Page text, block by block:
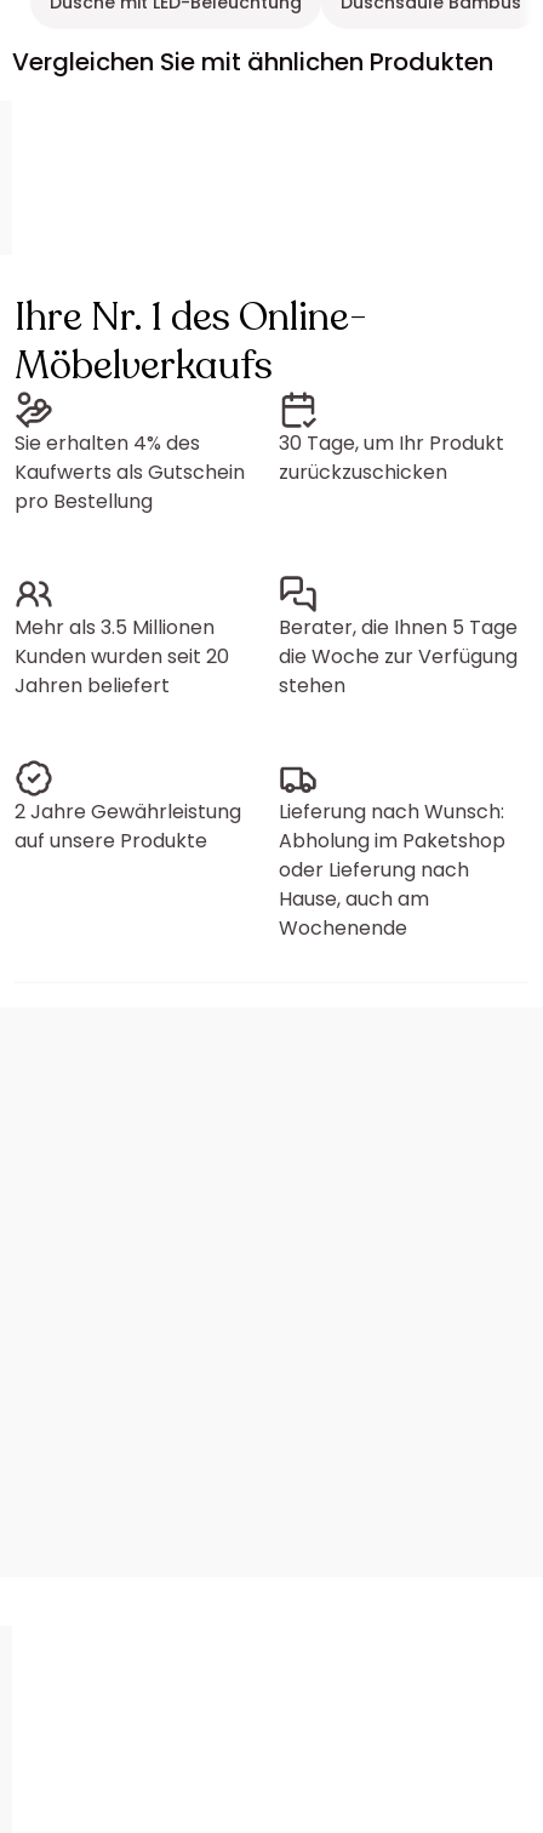
Vergleichen Sie mit ähnlichen Produkten
Ihre Nr. 1 des Online-
Möbelverkaufs
Sie erhalten 4% des
Kaufwerts als Gutschein
pro Bestellung
30 Tage, um Ihr Produkt
zurückzuschicken
Mehr als 3.5 Millionen
Kunden wurden seit 20
Jahren beliefert
Berater, die Ihnen 5 Tage
die Woche zur Verfügung
stehen
2 Jahre Gewährleistung
auf unsere Produkte
Lieferung nach Wunsch:
Abholung im Paketshop
oder Lieferung nach
Hause, auch am
Wochenende